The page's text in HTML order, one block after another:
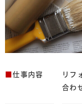
■仕事内容
リフ
合わ